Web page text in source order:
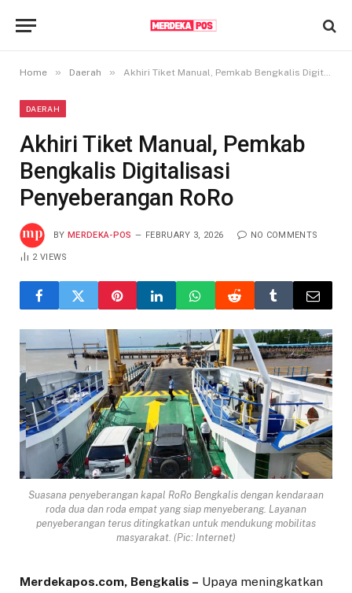
Home » Daerah » Akhiri Tiket Manual, Pemkab Bengkalis Digitalisasi Penyeberangan RoRo
DAERAH
Akhiri Tiket Manual, Pemkab
Bengkalis Digitalisasi
Penyeberangan RoRo
BY MERDEKA-POS FEBRUARY 3, 2026 NO COMMENTS
2VIEWS
Suasana penyeberangan kapal RoRo Bengkalis dengan kendaraan
roda dua dan roda empat yang siap menyeberang. Layanan
penyeberangan terus ditingkatkan untuk mendukung mobilitas
masyarakat. (Pic: Internet)
Merdekapos.com, Bengkalis – Upaya meningkatkan